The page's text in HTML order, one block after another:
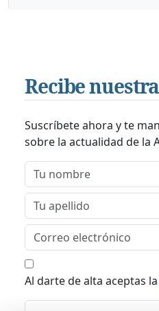
Recibe
Suscríbete ahora y te
sobre la actualidad de la
Al darte de alta aceptas la